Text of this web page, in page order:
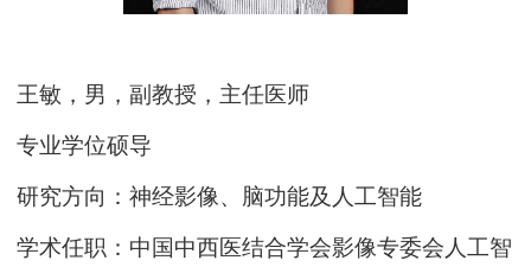
王敏， 男，副教授， 主任医师
专业学位硕导
研究方向：神经影像、 脑功能及人工智能
学术任职：中国中西医结合学会影像专委会人工智